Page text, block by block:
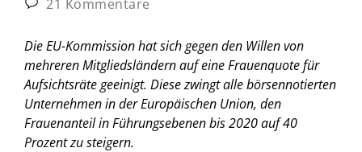
21 Kommentare
Die EU-Kommission hat sich gegen den Willen von
mehreren Mitgliedsländern auf eine Frauenquote für
Aufsichtsräte geeinigt. Diese zwingt alle börsennotierten
Unternehmen in der Europäischen Union, den
Frauenanteil in Führungsebenen bis 2020 auf 40
Prozent zu steigern.